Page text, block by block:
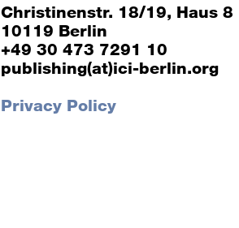
Christinenstr. 18/19, Haus 8
10119 Berlin
+49 30 473 7291 10
publishing(at)ici-berlin.org
Privacy Policy